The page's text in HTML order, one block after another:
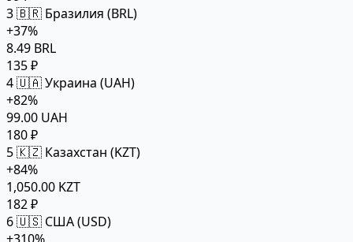
3🇧🇷 Бразилия (BRL)
+37%
8.49 BRL
135 ₽
4🇺🇦 Украина (UAH)
+82%
99.00 UAH
180 ₽
5🇰🇿 Казахстан (KZT)
+84%
1,050.00 KZT
182 ₽
6🇺🇸 США (USD)
+310%